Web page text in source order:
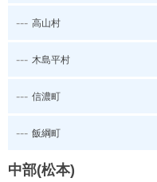
--- 高山村
--- 木島平村
--- 信濃町
--- 飯綱町
中部(松本)